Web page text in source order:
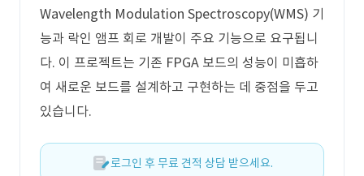
Wavelength Modulation Spectroscopy(WMS) 기
능과 락인 앰프 회로 개발이 주요 기능으로 요구됩니
다. 이 프로젝트는 기존 FPGA 보드의 성능이 미흡하
여 새로운 보드를 설계하고 구현하는 데 중점을 두고
있습니다.
로그인 후 무료 견적 상담 받으세요.